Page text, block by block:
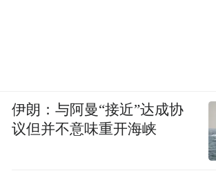
伊朗：与阿曼“接近”达成协
议但并不意味重开海峡